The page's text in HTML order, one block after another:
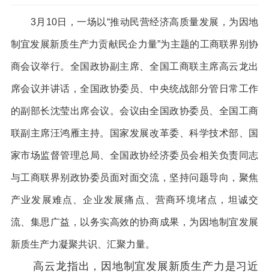
3月10日，一场以“推动民营经济高质量发展，为因地
制宜发展新质生产力贡献民企力量”为主题的工商联界别协
商会议举行。全国政协副主席、全国工商联主席高云龙出
席会议并讲话，全国政协委员、中央统战部分管日常工作
的副部长沈莹出席会议。会议由全国政协委员、全国工商
联副主席汪鸿雁主持。国家发展改革委、科学技术部、国
家市场监督管理总局、全国政协经济委员会相关负责同志
与工商联界别政协委员面对面交流，坚持问题导向，聚焦
产业发展难点、企业发展痛点、营商环境堵点，坦诚交
流、集思广益，以务实高效的协商成果，为因地制宜发展
新质生产力凝聚共识、汇聚力量。
高云龙指出，因地制宜发展新质生产力是习近